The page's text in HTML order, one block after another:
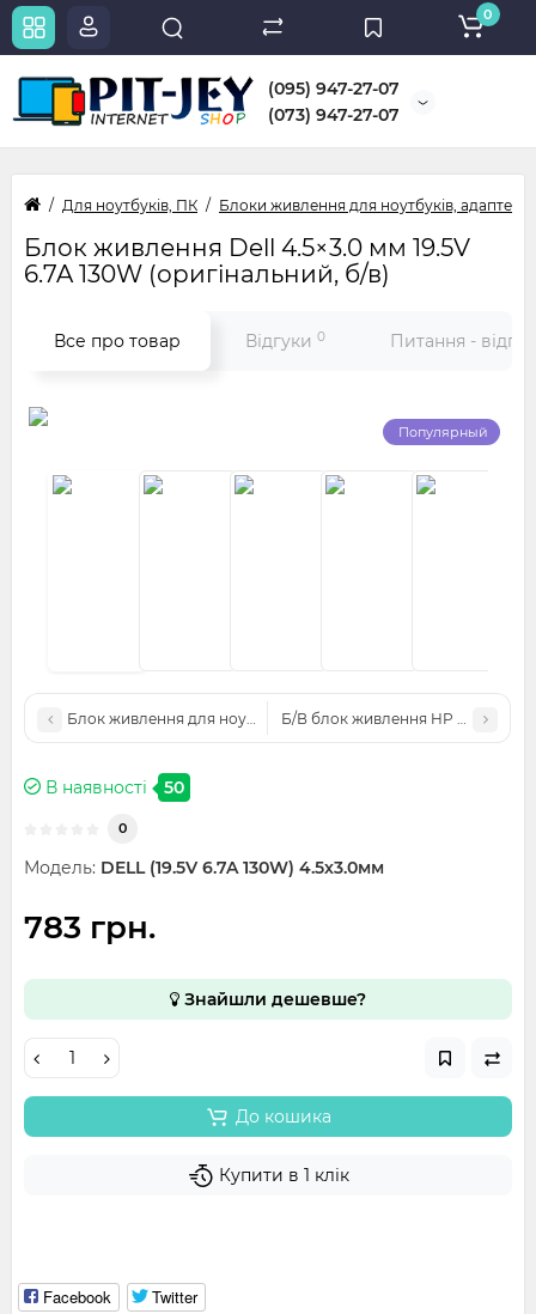
(095) 947-27-07
(073) 947-27-07
0
Для ноутбуків, ПК Блоки живлення для ноутбуків, адаптери
Блок живлення Dell 4.5×3.0 мм 19.5V
6.7A 130W (оригінальний, б/в)
Все про товар Відгуки 0 Питання -
Популярный
Блок живлення для ноутбука ASUS (19V 3.42A 65W) 3.5x1.35 мм
Б/В блок живлення HP 19.5V 7.7A
В наявності 50
0
Модель: DELL (19.5V 6.7A 130W) 4.5х3.0мм
783 грн.
Знайшли дешевше?
До кошика
Купити в 1 клік
Facebook Twitter